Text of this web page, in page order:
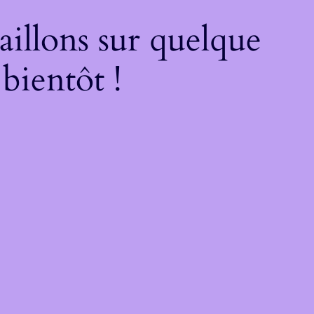
sur quelque
!